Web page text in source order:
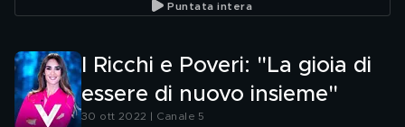
Puntata intera
I Ricchi e Poveri: "La gioia di
essere di nuovo insieme"
30 ott 2022 | Canale 5